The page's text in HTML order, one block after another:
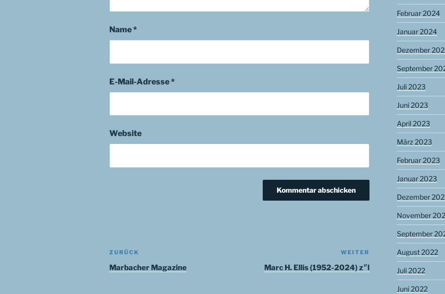
Name*
E-Mail-Adresse*
Website
Beitragsnavigation
Vorheriger
Beitrag
ZURÜCK
Marbacher Magazine
Nächster
Beitrag
WEITER
Marc H. Ellis (1952-2024) z״l
Februar 2024
Januar 2024
Dezember
September
Juli 2023
Juni 2023
April 2023
März 2023
Februar 2023
Januar 2023
Dezember
November
September
August 2022
Juli 2022
Juni 2022